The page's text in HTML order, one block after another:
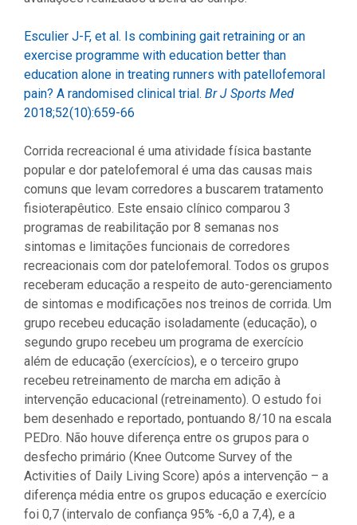
Esculier J-F, et al. Is combining gait retraining or an
exercise programme with education better than
education alone in treating runners with patellofemoral
pain? A randomised clinical trial. Br J Sports Med
2018;52(10):659-66
Corrida recreacional é uma atividade física bastante
popular e dor patelofemoral é uma das causas mais
comuns que levam corredores a buscarem tratamento
fisioterapêutico. Este ensaio clínico comparou 3
programas de reabilitação por 8 semanas nos
sintomas e limitações funcionais de corredores
recreacionais com dor patelofemoral. Todos os grupos
receberam educação a respeito de auto-gerenciamento
de sintomas e modificações nos treinos de corrida. Um
grupo recebeu educação isoladamente (educação), o
segundo grupo recebeu um programa de exercício
além de educação (exercícios), e o terceiro grupo
recebeu retreinamento de marcha em adição à
intervenção educacional (retreinamento). O estudo foi
bem desenhado e reportado, pontuando 8/10 na escala
PEDro. Não houve diferença entre os grupos para o
desfecho primário (Knee Outcome Survey of the
Activities of Daily Living Score) após a intervenção – a
diferença média entre os grupos educação e exercício
foi 0,7 (intervalo de confiança 95% -6,0 a 7,4), e a